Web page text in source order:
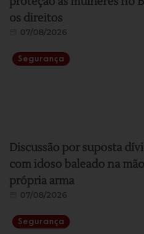
os direitos
07/08/2026
Segurança
Discussão por suposta
com idoso baleado na
própria arma
07/08/2026
Segurança